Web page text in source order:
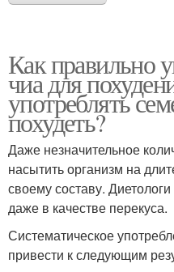
Как правильно
чиа для
употреблять
похудеть?
Даже незначительное
насытить организм на
своему составу.
даже в качестве перекуса.
Систематическое
привести к следующим